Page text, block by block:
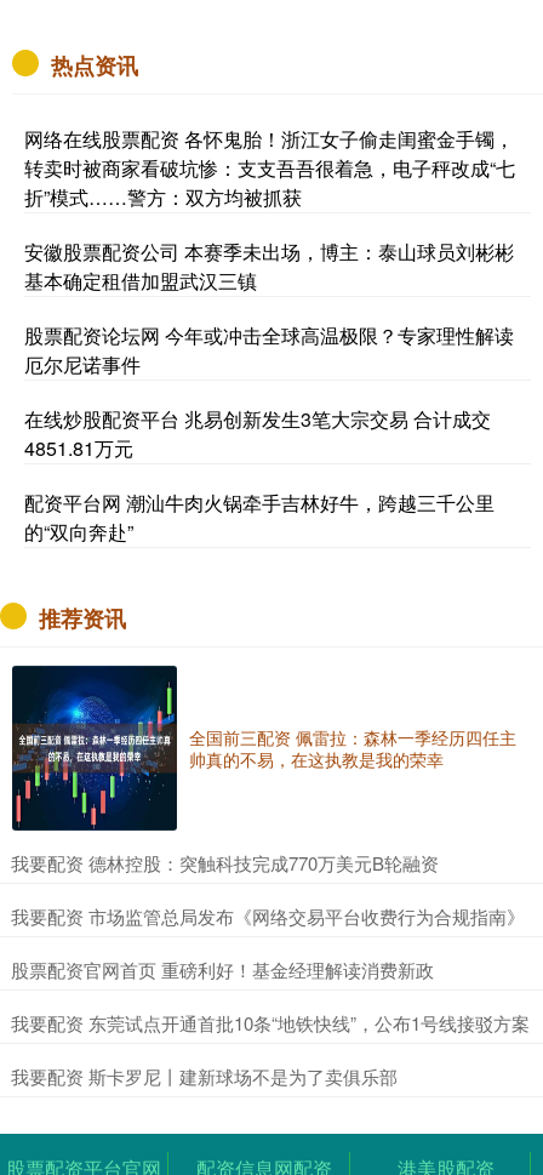
热点资讯
网络在线股票配资 各怀鬼胎！浙江女子偷走闺蜜金手镯，
转卖时被商家看破坑惨：支支吾吾很着急，电子秤改成“七
折”模式……警方：双方均被抓获
安徽股票配资公司 本赛季未出场，博主：泰山球员刘彬彬
基本确定租借加盟武汉三镇
股票配资论坛网 今年或冲击全球高温极限？专家理性解读
厄尔尼诺事件
在线炒股配资平台 兆易创新发生3笔大宗交易 合计成交
4851.81万元
配资平台网 潮汕牛肉火锅牵手吉林好牛，跨越三千公里
的“双向奔赴”
推荐资讯
全国前三配资 佩雷拉：森林一季经历四任主
帅真的不易，在这执教是我的荣幸
​我要配资 德林控股：突触科技完成770万美元B轮融资
​我要配资 市场监管总局发布《网络交易平台收费行为合规指南》
​股票配资官网首页 重磅利好！基金经理解读消费新政
​我要配资 东莞试点开通首批10条“地铁快线”，公布1号线接驳方案
​我要配资 斯卡罗尼丨建新球场不是为了卖俱乐部
股票配资平台官网 配资信息网配资 港美股配资